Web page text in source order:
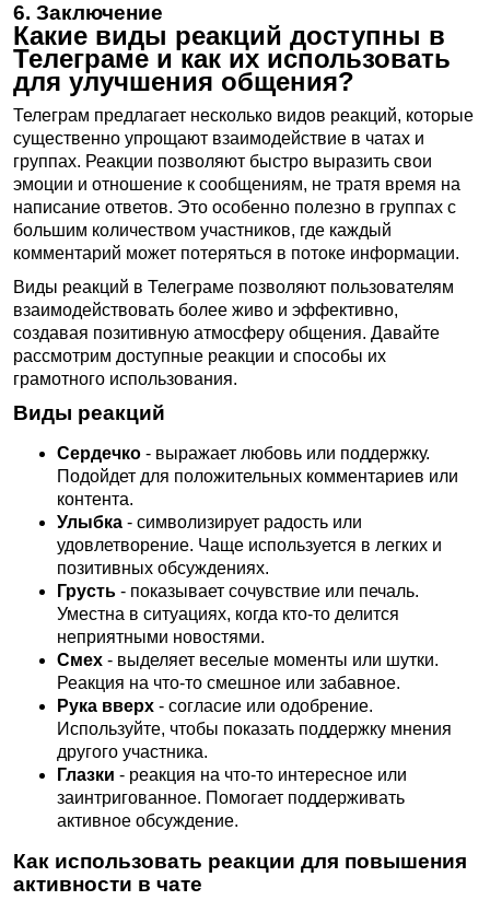
6. Заключение
Какие виды реакций доступны в
Телеграме и как их использовать
для улучшения общения?
Телеграм предлагает несколько видов реакций, которые
существенно упрощают взаимодействие в чатах и
группах. Реакции позволяют быстро выразить свои
эмоции и отношение к сообщениям, не тратя время на
написание ответов. Это особенно полезно в группах с
большим количеством участников, где каждый
комментарий может потеряться в потоке информации.
Виды реакций в Телеграме позволяют пользователям
взаимодействовать более живо и эффективно,
создавая позитивную атмосферу общения. Давайте
рассмотрим доступные реакции и способы их
грамотного использования.
Виды реакций
Сердечко - выражает любовь или поддержку.
Подойдет для положительных комментариев или
контента.
Улыбка - символизирует радость или
удовлетворение. Чаще используется в легких и
позитивных обсуждениях.
Грусть - показывает сочувствие или печаль.
Уместна в ситуациях, когда кто-то делится
неприятными новостями.
Смех - выделяет веселые моменты или шутки.
Реакция на что-то смешное или забавное.
Рука вверх - согласие или одобрение.
Используйте, чтобы показать поддержку мнения
другого участника.
Глазки - реакция на что-то интересное или
заинтригованное. Помогает поддерживать
активное обсуждение.
Как использовать реакции для повышения
активности в чате